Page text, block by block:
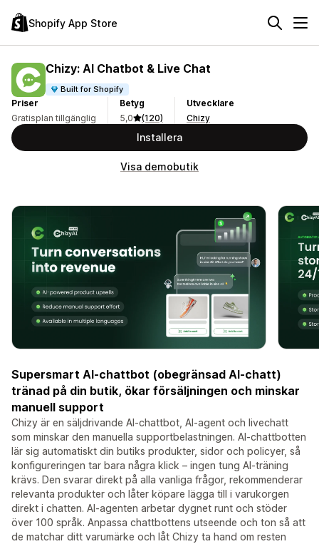
Shopify App Store
Chizy: AI Chatbot & Live Chat
Built for Shopify
Priser
Gratisplan tillgänglig
Betyg
5,0
(120)
Utvecklare
Chizy
Installera
Visa demobutik
Supersmart AI-chattbot (obegränsad AI-chatt)
tränad på din butik, ökar försäljningen och minskar
manuell support
Chizy är en säljdrivande AI-chattbot, AI-agent och livechatt
som minskar den manuella supportbelastningen. AI-chattbotten
lär sig automatiskt din butiks produkter, sidor och policyer, så
konfigureringen tar bara några klick – ingen tung AI-träning
krävs. Den svarar direkt på alla vanliga frågor, rekommenderar
relevanta produkter och låter köpare lägga till i varukorgen
direkt i chatten. AI-agenten arbetar dygnet runt och stöder
över 100 språk. Anpassa chattbottens utseende och ton så att
de matchar ditt varumärke och låt Chizy ta hand om resten